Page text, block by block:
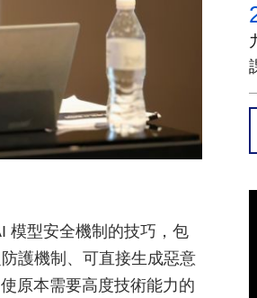
模型安全機制的技巧，包
護機制、可直接生成惡意
原本需要高度技術能力的